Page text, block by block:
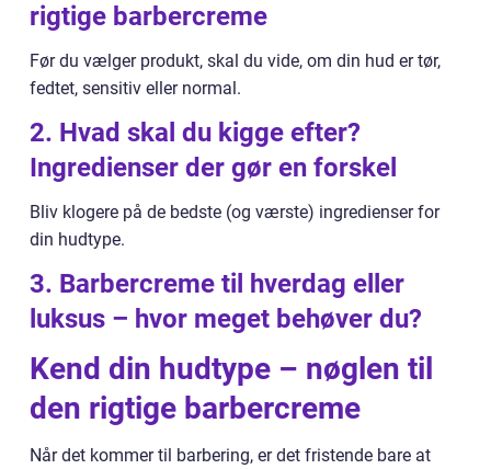
rigtige barbercreme
Før du vælger produkt, skal du vide, om din hud er tør,
fedtet, sensitiv eller normal.
2. Hvad skal du kigge efter?
Ingredienser der gør en forskel
Bliv klogere på de bedste (og værste) ingredienser for
din hudtype.
3. Barbercreme til hverdag eller
luksus – hvor meget behøver du?
Kend din hudtype – nøglen til
den rigtige barbercreme
Når det kommer til barbering, er det fristende bare at